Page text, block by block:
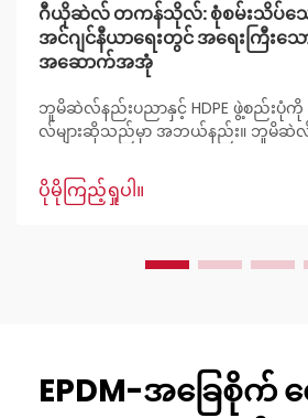
ဂီယိုဆဲလ် တကန်သိုလ်: စုံစမ်းသိပ်သ
အင်ဂျင်နီယာရေးတွင် အရေးကြီးသ
အဆောက်အအုံ
ဘူမိဆဲလ်နည်းပညာနှင့် HDPE ဖွဲ့စည်းပုံကို
လ်များဆိုသည်မှာ အဘယ်နည်း။ ဘူမိဆဲလ်
ဆိပ်များကို အားဖြည့်ပေးရန်အတွက် အသုံ
ပေါ့ပါးသော ၃ဒီ ဖွဲ့စည်းပုံများဖြစ်ပါသည်
ပိုမိုကြည့်ရှုပါ။
EPDM-အခြေစိုက်